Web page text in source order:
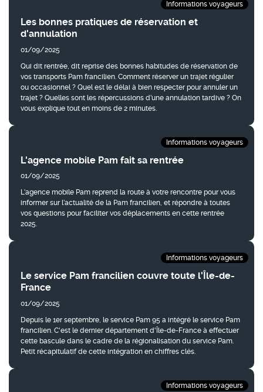
Les bonnes pratiques de réservation et
d'annulation
01/09/2025
Qui dit rentrée, dit reprise des bonnes habitudes de réservation de
vos transports Pam francilien. Comment réserver un trajet régulier
ou occasionnel ? Quel est le délai à bien respecter pour annuler un
trajet ? Quelles sont les répercussions d’une annulation tardive ? On
vous explique tout en moins de 2 minutes.
Informations voyageurs
L'agence mobile Pam fait sa rentrée
01/09/2025
L’agence mobile Pam reprend la route à votre rencontre pour vous
informer sur l’actualité de la Pam francilien, et répondre à toutes
vos questions pour faciliter vos déplacements en cette rentrée
2025.
Informations voyageurs
Le service Pam francilien couvre toute l'Île-de-
France
01/09/2025
Depuis le 1er septembre, le service Pam 95 a intégré le service Pam
francilien. C'est le dernier département d'Île-de-France à effectuer
cette bascule dans le cadre de la régionalisation du service Pam.
Petit récapitulatif de cette intégration en chiffres clés.
Informations voyageurs
Informations voyageurs